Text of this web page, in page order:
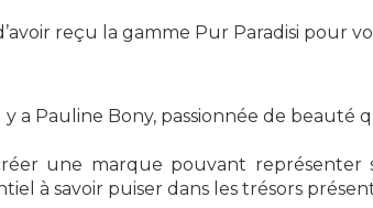
reçu la gamme Pur Paradisi pour
y a Pauline Bony, passionnée de beauté
une marque pouvant
à savoir puiser dans les trésors